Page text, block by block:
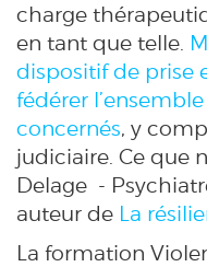
charge
en tant que telle.
dispositif de prise
fédérer
concernés, y
judiciaire. Ce que
Delage -
auteur de La
La formation